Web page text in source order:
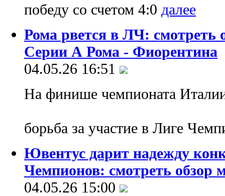
победу со счетом 4:0
Рома рвется в ЛЧ: смотреть
Серии А Рома - Фиорентина
04.05.26 16:51
На финише чемпионата Италии
борьба за участие в Лиге
Ювентус дарит надежду
Чемпионов: смотреть обзор
04.05.26 15:00